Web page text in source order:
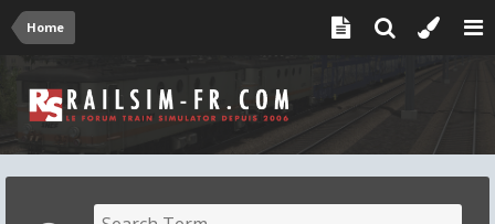
Home